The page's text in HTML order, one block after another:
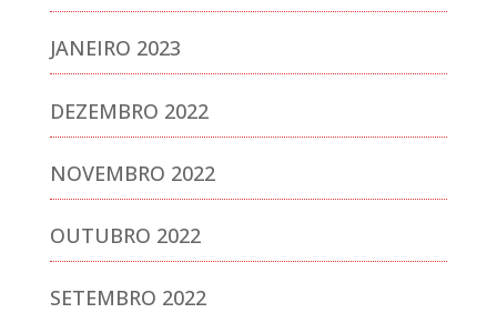
JANEIRO 2023
DEZEMBRO 2022
NOVEMBRO 2022
OUTUBRO 2022
SETEMBRO 2022